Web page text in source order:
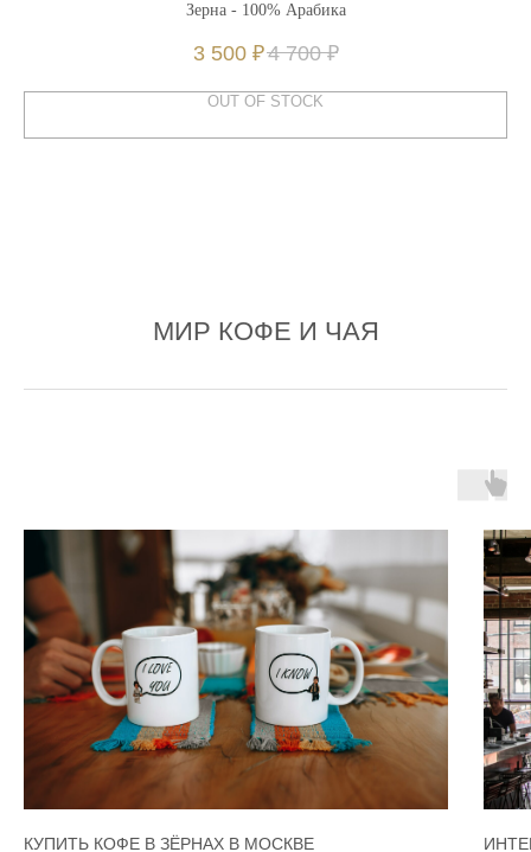
Зерна - 100% Арабика
3 500 ₽4 700 ₽
OUT OF STOCK
МИР КОФЕ И ЧАЯ
КУПИТЬ КОФЕ В ЗЁРНАХ В МОСКВЕ